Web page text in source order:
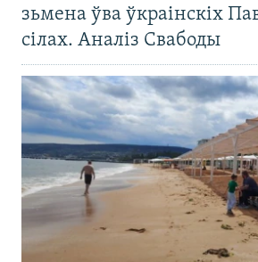
зьмена ўва ўкраінскіх
сілах. Аналіз Свабоды